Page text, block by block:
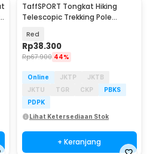
TaffSPORT Tongkat Hiking
Telescopic Trekking Pole
Red
Rp38.300
Rp67.900 44%
Online JKTP
JKTB
JKTU
TGR CKP
PBKS
PDPK
Lihat Ketersediaan Stok
+ Keranjang